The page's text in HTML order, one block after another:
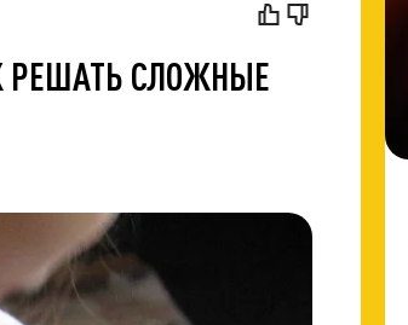
РЕШАТЬ СЛОЖНЫЕ